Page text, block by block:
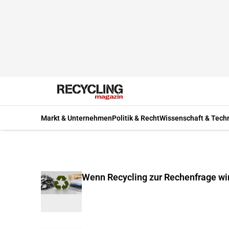
Markt & UnternehmenPolitik & RechtWissenschaft &
Wenn Recycling zur Rechenfrage